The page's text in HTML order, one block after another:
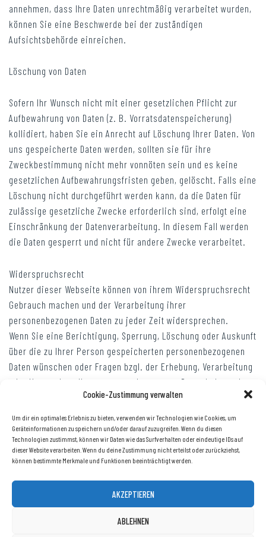
Cookie-Zustimmung verwalten
Um dir ein optimales Erlebnis zu bieten, verwenden wir Technologien wie Cookies, um
Geräteinformationen zu speichern und/oder darauf zuzugreifen. Wenn du diesen
Technologien zustimmst, können wir Daten wie das Surfverhalten oder eindeutige IDs auf
dieser Website verarbeiten. Wenn du deine Zustimmung nicht erteilst oder zurückziehst,
können bestimmte Merkmale und Funktionen beeinträchtigt werden.
AKZEPTIEREN
ABLEHNEN
annehmen, dass Ihre Daten unrechtmäßig verarbeitet wurden,
können Sie eine Beschwerde bei der zuständigen
Aufsichtsbehörde einreichen.
Löschung von Daten
Sofern Ihr Wunsch nicht mit einer gesetzlichen Pflicht zur
Aufbewahrung von Daten (z. B. Vorratsdatenspeicherung)
kollidiert, haben Sie ein Anrecht auf Löschung Ihrer Daten. Von
uns gespeicherte Daten werden, sollten sie für ihre
Zweckbestimmung nicht mehr vonnöten sein und es keine
gesetzlichen Aufbewahrungsfristen geben, gelöscht. Falls eine
Löschung nicht durchgeführt werden kann, da die Daten für
zulässige gesetzliche Zwecke erforderlich sind, erfolgt eine
Einschränkung der Datenverarbeitung. In diesem Fall werden
die Daten gesperrt und nicht für andere Zwecke verarbeitet.
Widerspruchsrecht
Nutzer dieser Webseite können von ihrem Widerspruchsrecht
Gebrauch machen und der Verarbeitung ihrer
personenbezogenen Daten zu jeder Zeit widersprechen.
Wenn Sie eine Berichtigung, Sperrung, Löschung oder Auskunft
über die zu Ihrer Person gespeicherten personenbezogenen
Daten wünschen oder Fragen bzgl. der Erhebung, Verarbeitung
oder Verwendung Ihrer personenbezogenen Daten haben oder
erteilte Einwilligungen widerrufen möchten, wenden Sie sich
Copyright © 2026 Hyperscreen
IMPRESSUM
COOKIE-RICHTLINIE (EU)